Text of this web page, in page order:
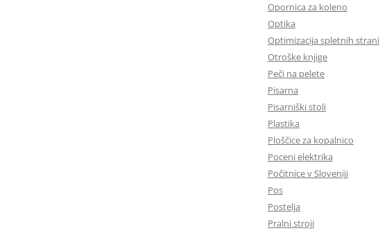
Opornica za koleno
Optika
Optimizacija spletnih strani
Otroške knjige
Peči na pelete
Pisarna
Pisarniški stoli
Plastika
Ploščice za kopalnico
Poceni elektrika
Počitnice v Sloveniji
Pos
Postelja
Pralni stroji